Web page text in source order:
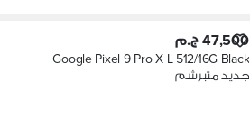
47,500 ج.م
Google Pixel 9 Pro X L 512/16G Black
جديد متبرشم